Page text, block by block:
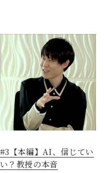
#3【本編】AI、信じてい
い？教授の本音